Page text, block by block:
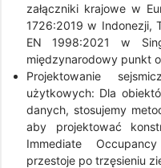
załączniki krajowe w
1726:2019 w Indonezji,
EN 1998:2021 w
międzynarodowy punkt
Projektowanie
użytkowych: Dla
danych, stosujemy
aby projektować
Immediate
przestoje po trzęsieniu